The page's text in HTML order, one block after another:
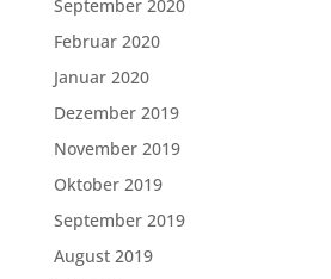
September 2020
Februar 2020
Januar 2020
Dezember 2019
November 2019
Oktober 2019
September 2019
August 2019